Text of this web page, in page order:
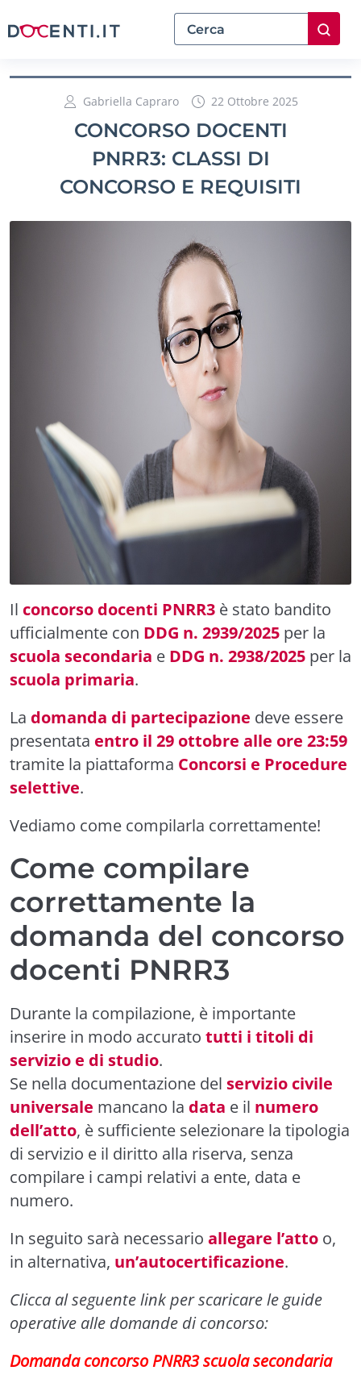
Gabriella Capraro 22 Ottobre 2025
CONCORSO DOCENTI
PNRR3: CLASSI DI
CONCORSO E REQUISITI
Il concorso docenti PNRR3 è stato bandito
ufficialmente con DDG n. 2939/2025 per la
scuola secondaria e DDG n. 2938/2025 per la
scuola primaria.
La domanda di partecipazione deve essere
presentata entro il 29 ottobre alle ore 23:59
tramite la piattaforma Concorsi e Procedure
selettive.
Vediamo come compilarla correttamente!
Come compilare
correttamente la
domanda del concorso
docenti PNRR3
Durante la compilazione, è importante
inserire in modo accurato tutti i titoli di
servizio e di studio.
Se nella documentazione del servizio civile
universale mancano la data e il numero
dell’atto, è sufficiente selezionare la tipologia
di servizio e il diritto alla riserva, senza
compilare i campi relativi a ente, data e
numero.
In seguito sarà necessario allegare l’atto o,
in alternativa, un’autocertificazione.
Clicca al seguente link per scaricare le guide
operative alle domande di concorso:
Domanda concorso PNRR3 scuola secondaria